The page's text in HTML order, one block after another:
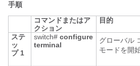
手順
コマンドまたはア
クション
目的
ステ
ッ
プ 1
switch# configure
terminal
グローバル
モードを開